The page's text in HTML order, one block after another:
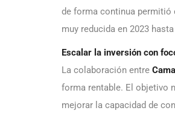
de forma continua permitió
muy reducida en 2023
Escalar la inversión con
La colaboración entre
forma rentable. El objetivo
mejorar la capacidad de